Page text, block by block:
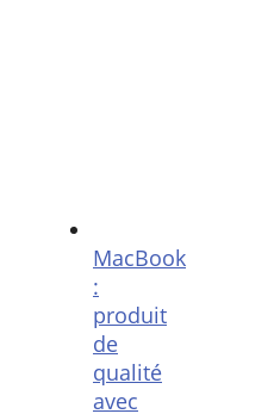
MacBook
:
produit
de
qualité
avec